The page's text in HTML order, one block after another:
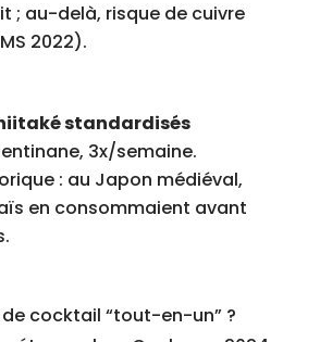
; au-delà, risque de cuivre
2022).
standardisés
3x/semaine.
: au Japon médiéval,
en consommaient avant
cocktail “tout-en-un” ?